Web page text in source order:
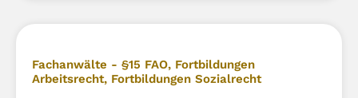
Fachanwälte - §15 FAO, Fortbildungen
Arbeitsrecht, Fortbildungen Sozialrecht